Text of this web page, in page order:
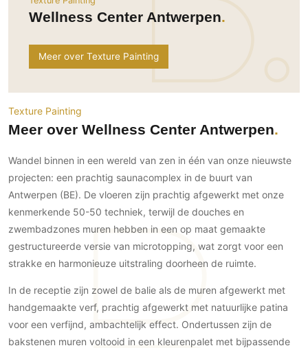
Woondecoratie
Inrichting
Roomdividers
Meubels
Verlichting
Glas
Interieurbouw
Trappen
Keukens
Keukenaccessoires
Keukenkranen
Ramen
Deursystemen
Glazen wandsystemen
Garagedeuren
Zonwering
Buitenshutters
Overig
Autolift
3D visualisaties
Gevel
Gevelbekleding
Gevelstenen
Tuinmeubelen
Zwemmen
Tuin wellness
Vloer
Buitenvloeren
Houten buitenvloeren
buitenvloeren
Vlonders
Zonwering buiten
Kinderkamer
Slaapkamer
Thuisbioscoop
Toilet
Wellness
Werkkamer
Buitenkijken
Bijgebouw / Poolhouse
Terrasoverkapping
Tuin
Villa
Zwembad
Zakelijk
Wellness Center Antwerpen
Meer over Texture Painting
Texture Painting
Meer over Wellness Center Antwerpen
Wandel binnen in een wereld van zen in één van onze nieuwste
projecten: een prachtig saunacomplex in de buurt van
Antwerpen (BE). De vloeren zijn prachtig afgewerkt met onze
kenmerkende 50-50 techniek, terwijl de douches en
zwembadzones muren hebben in een op maat gemaakte
gestructureerde versie van microtopping, wat zorgt voor een
strakke en harmonieuze uitstraling doorheen de ruimte.
In de receptie zijn zowel de balie als de muren afgewerkt met
handgemaakte verf, prachtig afgewerkt met natuurlijke patina
voor een verfijnd, ambachtelijk effect. Ondertussen zijn de
bakstenen muren voltooid in een kleurenpalet met bijpassende